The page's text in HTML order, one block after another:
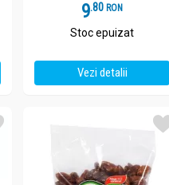
9.8 RON
Stoc epuizat
Vezi detalii